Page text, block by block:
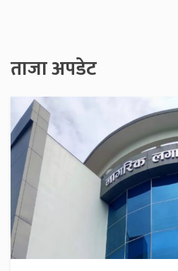
ताजा अपडेट